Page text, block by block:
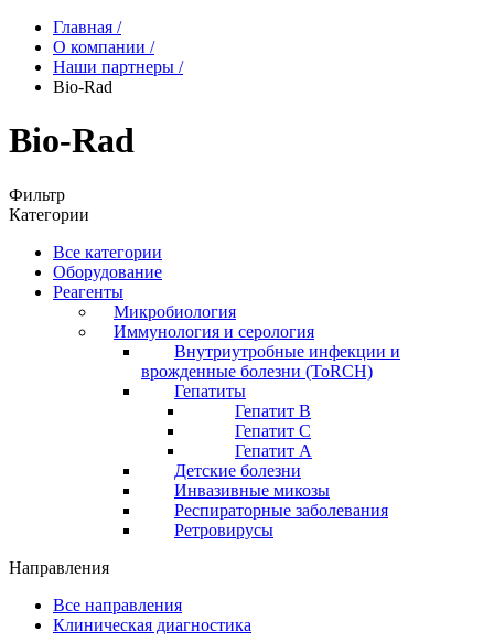
Главная /
О компании /
Наши партнеры /
Bio-Rad
Bio-Rad
Фильтр
Категории
Все категории
Оборудование
Реагенты
Микробиология
Иммунология и серология
Внутриутробные инфекции и
врожденные болезни (ToRCH)
Гепатиты
Гепатит B
Гепатит C
Гепатит А
Детские болезни
Инвазивные микозы
Респираторные заболевания
Ретровирусы
Направления
Все направления
Клиническая диагностика